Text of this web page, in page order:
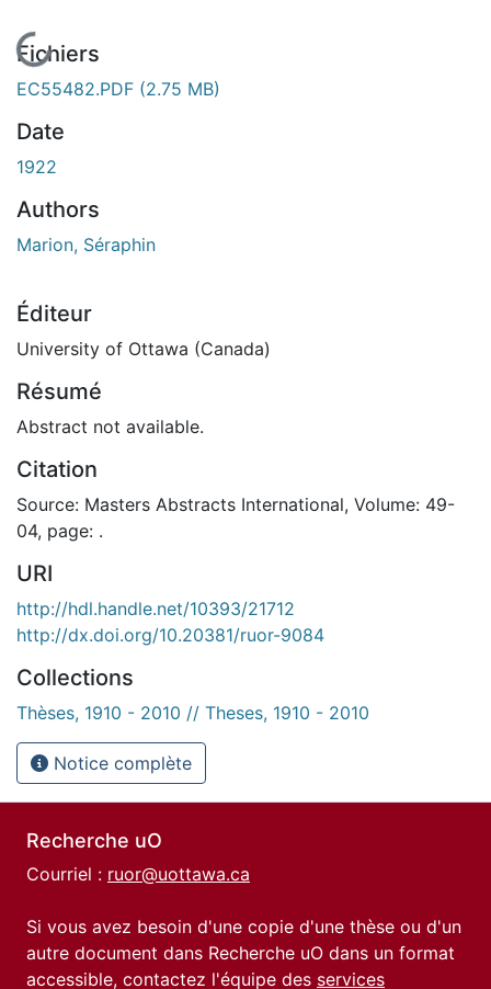
En cours de chargement...
Fichiers
EC55482.PDF (2.75 MB)
Date
1922
Authors
Marion, Séraphin
Éditeur
University of Ottawa (Canada)
Résumé
Abstract not available.
Citation
Source: Masters Abstracts International, Volume: 49-
04, page: .
URI
http://hdl.handle.net/10393/21712
http://dx.doi.org/10.20381/ruor-9084
Collections
Thèses, 1910 - 2010 // Theses, 1910 - 2010
Notice complète
Recherche uO
Courriel : ruor@uottawa.ca
Si vous avez besoin d'une copie d'une thèse ou d'un
autre document dans Recherche uO dans un format
accessible, contactez l'équipe des services